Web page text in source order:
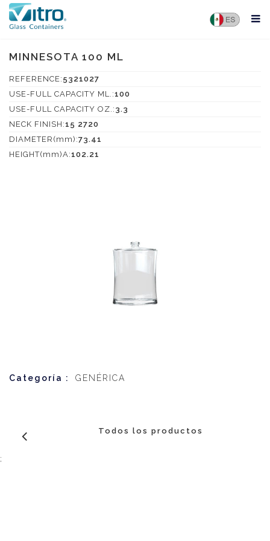
MINNESOTA 100 ML
REFERENCE: 5321027
USE-FULL CAPACITY ML.:100
USE-FULL CAPACITY OZ.: 3.3
NECK FINISH:15 2720
DIAMETER(mm):73.41
HEIGHT(mm)A:102.21
Categoría : GENÉRICA
Todos los productos
;